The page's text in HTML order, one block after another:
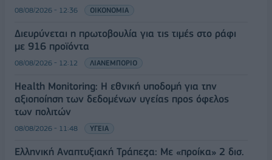
08/08/2026 - 12:36 ΟΙΚΟΝΟΜΙΑ
Διευρύνεται η πρωτοβουλία για τις τιμές στο ράφι
με 916 προϊόντα
08/08/2026 - 12:12 ΛΙΑΝΕΜΠΟΡΙΟ
Health Monitoring: Η εθνική υποδομή για την
αξιοποίηση των δεδομένων υγείας προς όφελος
των πολιτών
08/08/2026 - 11:48 ΥΓΕΙΑ
Ελληνική Αναπτυξιακή Τράπεζα: Με «προίκα» 2 δισ.